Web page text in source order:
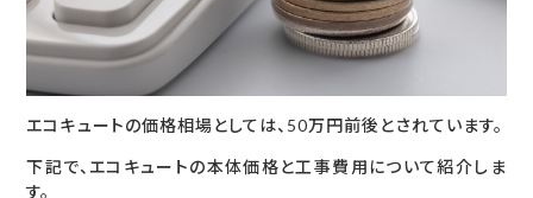
エコキュートの価格相場としては、50万円前後とされています。
下記で、エコキュートの本体価格と工事費用について紹介しま
す。